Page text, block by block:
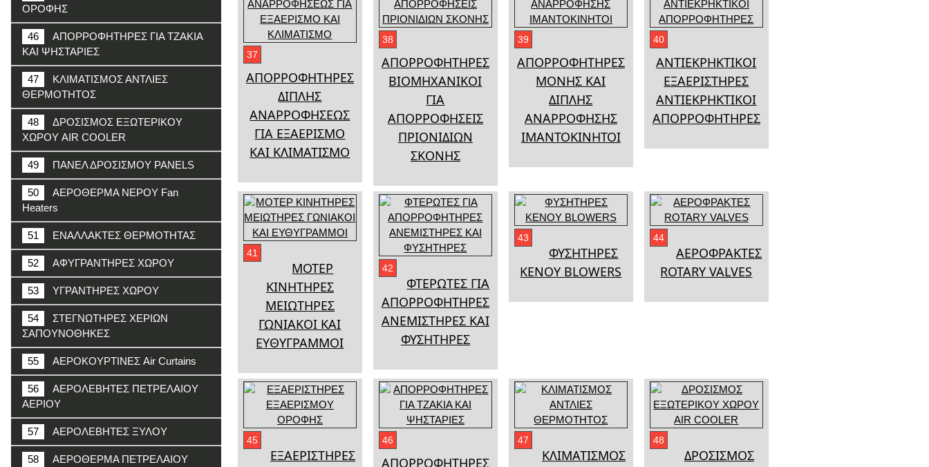
ΟΡΟΦΗΣ
46
ΑΠΟΡΡΟΦΗΤΗΡΕΣ ΓΙΑ ΤΖΑΚΙΑ
ΚΑΙ ΨΗΣΤΑΡΙΕΣ
47
ΚΛΙΜΑΤΙΣΜΟΣ ΑΝΤΛΙΕΣ
ΘΕΡΜΟΤΗΤΟΣ
48
ΔΡΟΣΙΣΜΟΣ ΕΞΩΤΕΡΙΚΟΥ
ΧΩΡΟΥ AIR COOLER
49 ΠΑΝΕΛ ΔΡΟΣΙΣΜΟΥ PANELS
50
ΑΕΡΟΘΕΡΜΑ ΝΕΡΟΥ Fan
Heaters
51 ΕΝΑΛΛΑΚΤΕΣ ΘΕΡΜΟΤΗΤΑΣ
52 ΑΦΥΓΡΑΝΤΗΡΕΣ ΧΩΡΟΥ
53 ΥΓΡΑΝΤΗΡΕΣ ΧΩΡΟΥ
54
ΣΤΕΓΝΩΤΗΡΕΣ ΧΕΡΙΩΝ
ΣΑΠΟΥΝΟΘΗΚΕΣ
55 ΑΕΡΟΚΟΥΡΤΙΝΕΣ Air Curtains
56
ΑΕΡΟΛΕΒΗΤΕΣ ΠΕΤΡΕΛΑΙΟΥ
ΑΕΡΙΟΥ
57 ΑΕΡΟΛΕΒΗΤΕΣ ΞΥΛΟΥ
58 ΑΕΡΟΘΕΡΜΑ ΠΕΤΡΕΛΑΙΟΥ
37
ΑΠΟΡΡΟΦΗΤΗΡΕΣ
ΔΙΠΛΗΣ
ΑΝΑΡΡΟΦΗΣΕΩΣ
ΓΙΑ ΕΞΑΕΡΙΣΜΟ
ΚΑΙ ΚΛΙΜΑΤΙΣΜΟ
38
ΑΠΟΡΡΟΦΗΤΗΡΕΣ
ΒΙΟΜΗΧΑΝΙΚΟΙ
ΓΙΑ
ΑΠΟΡΡΟΦΗΣΕΙΣ
ΠΡΙΟΝΙΔΙΩΝ
ΣΚΟΝΗΣ
39
ΑΠΟΡΡΟΦΗΤΗΡΕΣ
ΜΟΝΗΣ ΚΑΙ
ΔΙΠΛΗΣ
ΑΝΑΡΡΟΦΗΣΗΣ
ΙΜΑΝΤΟΚΙΝΗΤΟΙ
40
ΑΝΤΙΕΚΡΗΚΤΙΚΟΙ
ΕΞΑΕΡΙΣΤΗΡΕΣ
ΑΝΤΙΕΚΡΗΚΤΙΚΟΙ
ΑΠΟΡΡΟΦΗΤΗΡΕΣ
41
ΜΟΤΕΡ
ΚΙΝΗΤΗΡΕΣ
ΜΕΙΩΤΗΡΕΣ
ΓΩΝΙΑΚΟΙ ΚΑΙ
ΕΥΘΥΓΡΑΜΜΟΙ
42
ΦΤΕΡΩΤΕΣ ΓΙΑ
ΑΠΟΡΡΟΦΗΤΗΡΕΣ
ΑΝΕΜΙΣΤΗΡΕΣ ΚΑΙ
ΦΥΣΗΤΗΡΕΣ
43
ΦΥΣΗΤΗΡΕΣ
ΚΕΝΟΥ BLOWERS
44
ΑΕΡΟΦΡΑΚΤΕΣ
ROTARY VALVES
45
ΕΞΑΕΡΙΣΤΗΡΕΣ
46
ΑΠΟΡΡΟΦΗΤΗΡΕΣ
47
ΚΛΙΜΑΤΙΣΜΟΣ
48
ΔΡΟΣΙΣΜΟΣ